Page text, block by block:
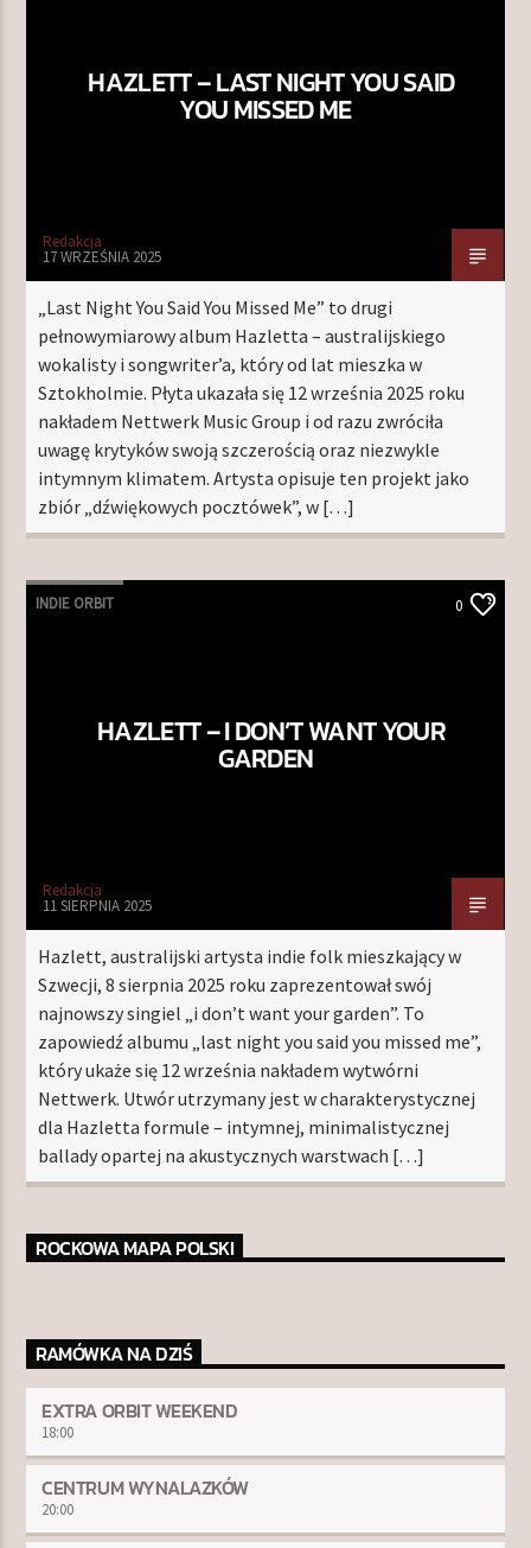
TERAZ W RAMÓWCE
INDIE ORBIT WEEKEND
EXTRA ORBIT WEEKEND
18:00 20:00
Radio Orbit
HAZLETT – LAST NIGHT YOU SAID
YOU MISSED ME
Redakcja
17 WRZEŚNIA 2025
„Last Night You Said You Missed Me” to drugi
pełnowymiarowy album Hazletta – australijskiego
wokalisty i songwriter’a, który od lat mieszka w
Sztokholmie. Płyta ukazała się 12 września 2025 roku
nakładem Nettwerk Music Group i od razu zwróciła
uwagę krytyków swoją szczerością oraz niezwykle
intymnym klimatem. Artysta opisuje ten projekt jako
zbiór „dźwiękowych pocztówek”, w […]
INDIE ORBIT 0
HAZLETT – I DON’T WANT YOUR
GARDEN
Redakcja
11 SIERPNIA 2025
Hazlett, australijski artysta indie folk mieszkający w
Szwecji, 8 sierpnia 2025 roku zaprezentował swój
najnowszy singiel „i don’t want your garden”. To
zapowiedź albumu „last night you said you missed me”,
który ukaże się 12 września nakładem wytwórni
Nettwerk. Utwór utrzymany jest w charakterystycznej
dla Hazletta formule – intymnej, minimalistycznej
ballady opartej na akustycznych warstwach […]
ROCKOWA MAPA POLSKI
RAMÓWKA NA DZIŚ
EXTRA ORBIT WEEKEND
18:00
CENTRUM WYNALAZKÓW
20:00